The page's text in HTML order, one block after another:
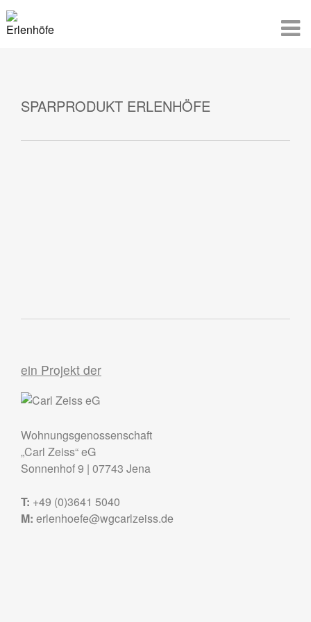
SPARPRODUKT ERLENHÖFE
ein Projekt der
Wohnungsgenossenschaft
„Carl Zeiss“ eG
Sonnenhof 9 | 07743 Jena
T: +49 (0)3641 5040
M: erlenhoefe@wgcarlzeiss.de